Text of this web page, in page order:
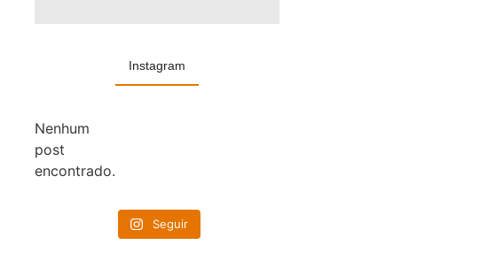
Instagram
Nenhum
post
encontrado.
Seguir